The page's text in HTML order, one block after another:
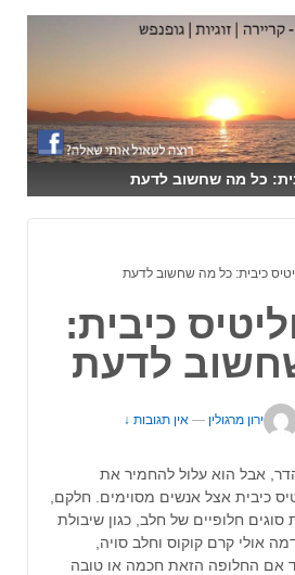
כל מה שחשוב לדעת
כיבית: כל מה שחשוב לדעת
כיבית:
לדעת
ירון מרגולין — אין תגובות ↓
אבל הוא עלול להחמיר את
כיבית אצל אנשים מסוימים. חלקם,
סוגים חלופיים של חלב, כגון שיבולת
אולי קרם קוקוס וחלב סויה,
אם החלופה הזאת חכמה או טובה